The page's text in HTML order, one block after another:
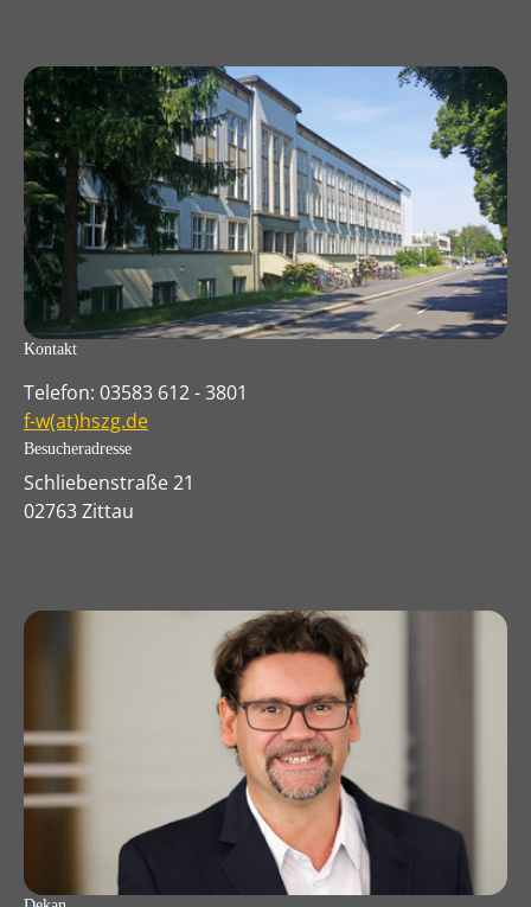
Kontakt
Telefon: 03583 612 - 3801
f-w(at)hszg.de
Besucheradresse
Schliebenstraße 21
02763 Zittau